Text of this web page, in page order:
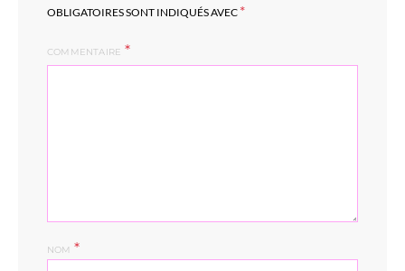
OBLIGATOIRES SONT INDIQUÉS AVEC *
COMMENTAIRE
NOM *